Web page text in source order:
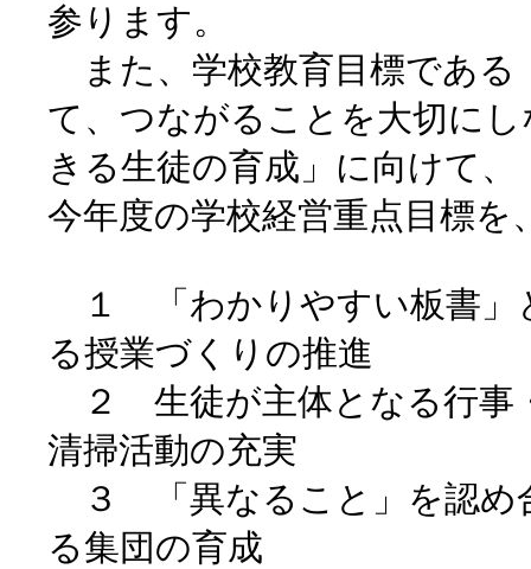
参ります。
また、学校教育目標である
て、つながることを大切に
きる生徒の育成」に向けて、
今年度の学校経営重点目標を
１ 「わかりやすい板書」
る授業づくりの推進
２ 生徒が主体となる行事
清掃活動の充実
３ 「異なること」を認め
る集団の育成